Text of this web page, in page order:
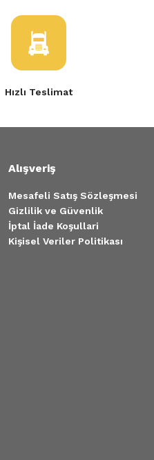
Hızlı Teslimat
Alışveriş
Mesafeli Satış Sözleşmesi
Gizlilik ve Güvenlik
İptal İade Koşullari
Kişisel Veriler Politikası